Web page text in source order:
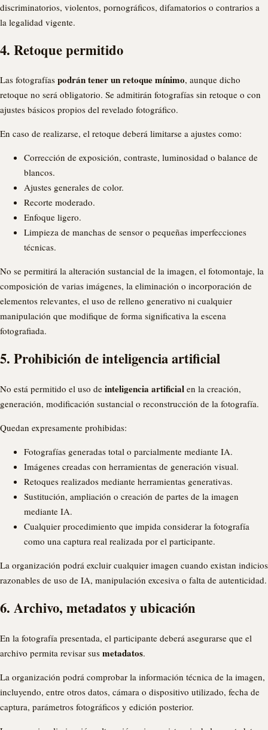
discriminatorios, violentos, pornográficos, difamatorios o contrarios a
la legalidad vigente.
4. Retoque permitido
Las fotografías podrán tener un retoque mínimo, aunque dicho
retoque no será obligatorio. Se admitirán fotografías sin retoque o con
ajustes básicos propios del revelado fotográfico.
En caso de realizarse, el retoque deberá limitarse a ajustes como:
Corrección de exposición, contraste, luminosidad o balance de
blancos.
Ajustes generales de color.
Recorte moderado.
Enfoque ligero.
Limpieza de manchas de sensor o pequeñas imperfecciones
técnicas.
No se permitirá la alteración sustancial de la imagen, el fotomontaje, la
composición de varias imágenes, la eliminación o incorporación de
elementos relevantes, el uso de relleno generativo ni cualquier
manipulación que modifique de forma significativa la escena
fotografiada.
5. Prohibición de inteligencia artificial
No está permitido el uso de inteligencia artificial en la creación,
generación, modificación sustancial o reconstrucción de la fotografía.
Quedan expresamente prohibidas:
Fotografías generadas total o parcialmente mediante IA.
Imágenes creadas con herramientas de generación visual.
Retoques realizados mediante herramientas generativas.
Sustitución, ampliación o creación de partes de la imagen
mediante IA.
Cualquier procedimiento que impida considerar la fotografía
como una captura real realizada por el participante.
La organización podrá excluir cualquier imagen cuando existan indicios
razonables de uso de IA, manipulación excesiva o falta de autenticidad.
6. Archivo, metadatos y ubicación
En la fotografía presentada, el participante deberá asegurarse que el
archivo permita revisar sus metadatos.
La organización podrá comprobar la información técnica de la imagen,
incluyendo, entre otros datos, cámara o dispositivo utilizado, fecha de
captura, parámetros fotográficos y edición posterior.